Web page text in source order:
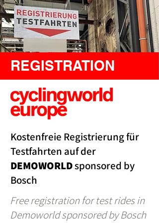
REGISTRATION
Kostenfreie Registrierung für
Testfahrten auf der
DEMOWORLDsponsored by
Bosch
Free registration for test rides in
Demoworld sponsored by Bosch